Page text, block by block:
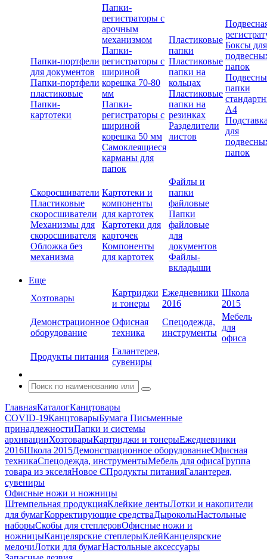
Папки-портфели
для документов
Папки-портфели
пластиковые
Папки-
картотеки
Папки-
регистраторы с
арочным
механизмом
Папки-
регистраторы с
шириной
корешка 70-80
мм
Папки-
регистраторы с
шириной
корешка 50 мм
Самоклеящиеся
карманы для
папок
Пластиковые
папки
Пластиковые
папки на
кольцах
Пластиковые
папки на
резинках
Разделители
листов
Боксы для
папок
папки
А4
для
папок
Скоросшиватели
Пластиковые
скоросшиватели
Механизмы для
скоросшивателя
Обложка без
механизма
Картотеки и
компоненты
для картотек
Картотеки для
карточек
Компоненты
для картотек
Файлы и
папки
файловые
Папки
файловые
для
документов
Файлы-
вкладыши
Еще
Хозтовары
Картриджи
и тонеры
Ежедневники
2016
Школа
2015
Демонстрационное
оборудование
Офисная
техника
Спецодежда,
инструменты
Мебель
для
офиса
Продукты питания
Галантерея,
сувениры
ГлавнаяКаталогКанцтовары
COVID-19КанцтоварыБумага Письменные
принадлежностиПапки и системы
архивацииХозтоварыКартриджи и тонерыЕжедневники
2016Школа 2015Демонстрационное оборудованиеОфисная
техникаСпецодежда, инструментыМебель для офисаГруппа
товара из экселяНовое СПродукты питанияГалантерея,
сувениры
Офисные ножи и ножницы
Штемпельная продукцияКлейкие лентыЛотки и накопители
для бумагКорректирующие средстваДыроколыНастольные
наборыСкобы для степлеровОфисные ножи и
ножницыКанцелярские степлерыКлейКанцелярские
мелочиЛотки для бумагНастольные аксессуары